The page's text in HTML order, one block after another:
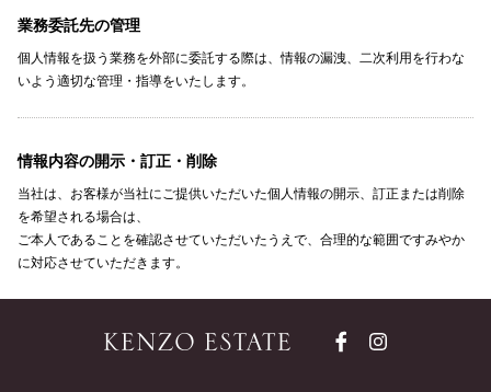
業務委託先の管理
個人情報を扱う業務を外部に委託する際は、情報の漏洩、二次利用を行わな
いよう適切な管理・指導をいたします。
情報内容の開示・訂正・削除
当社は、お客様が当社にご提供いただいた個人情報の開示、訂正または削除
を希望される場合は、
ご本人であることを確認させていただいたうえで、合理的な範囲ですみやか
に対応させていただきます。